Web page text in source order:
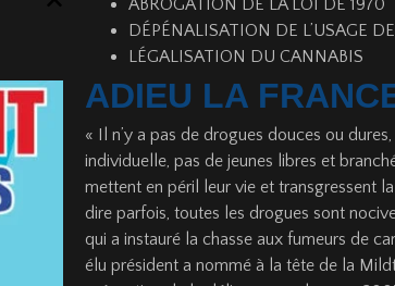
ABROGATION DE LA LOI DE 1970
DÉPÉNALISATION DE L’USAGE
LÉGALISATION DU CANNABIS
ADIEU LA
« Il n’y a pas de drogues douces ou
individuelle, pas de jeunes libres et
mettent en péril leur vie et transgressent
dire parfois, toutes les drogues sont
qui a instauré la chasse aux fumeurs de
élu président a nommé à la tête de la